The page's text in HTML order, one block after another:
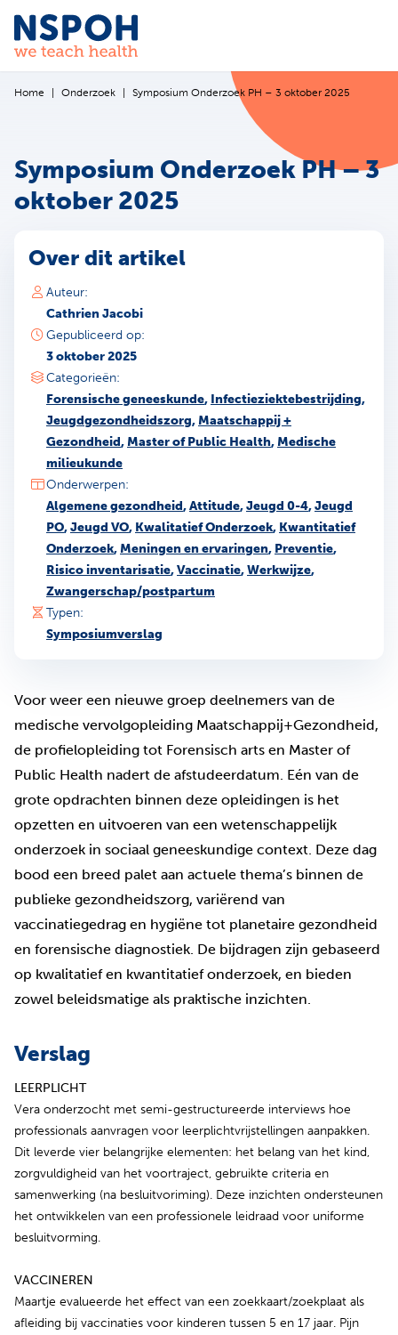
Ga naar de inhoud
Home Onderzoek Symposium Onderzoek PH – 3 oktober 2025
Symposium Onderzoek PH – 3
oktober 2025
Over dit artikel
Auteur:
Cathrien Jacobi
Gepubliceerd op:
3 oktober 2025
Categorieën:
Forensische geneeskunde, Infectieziektebestrijding,
Jeugdgezondheidszorg, Maatschappij +
Gezondheid, Master of Public Health, Medische
milieukunde
Onderwerpen:
Algemene gezondheid,Attitude,Jeugd 0-4,Jeugd
PO,Jeugd VO, Kwalitatief Onderzoek, Kwantitatief
Onderzoek, Meningen en ervaringen, Preventie,
Risico inventarisatie,Vaccinatie,Werkwijze,
Zwangerschap/postpartum
Typen:
Symposiumverslag
Voor weer een nieuwe groep deelnemers van de
medische vervolgopleiding Maatschappij+Gezondheid,
de profielopleiding tot Forensisch arts en Master of
Public Health nadert de afstudeerdatum. Eén van de
grote opdrachten binnen deze opleidingen is het
opzetten en uitvoeren van een wetenschappelijk
onderzoek in sociaal geneeskundige context. Deze dag
bood een breed palet aan actuele thema’s binnen de
publieke gezondheidszorg, variërend van
vaccinatiegedrag en hygiëne tot planetaire gezondheid
en forensische diagnostiek. De bijdragen zijn gebaseerd
op kwalitatief en kwantitatief onderzoek, en bieden
zowel beleidsmatige als praktische inzichten.
Verslag
LEERPLICHT
Vera onderzocht met semi-gestructureerde interviews hoe
professionals aanvragen voor leerplichtvrijstellingen aanpakken.
Dit leverde vier belangrijke elementen: het belang van het kind,
zorgvuldigheid van het voortraject, gebruikte criteria en
samenwerking (na besluitvoriming). Deze inzichten ondersteunen
het ontwikkelen van een professionele leidraad voor uniforme
besluitvorming.
VACCINEREN
Maartje evalueerde het effect van een zoekkaart/zoekplaat als
afleiding bij vaccinaties voor kinderen tussen 5 en 17 jaar. Pijn